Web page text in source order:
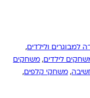
למבוגרים ולילדים,
לילדים, משחקים
, משחקי קלפים,